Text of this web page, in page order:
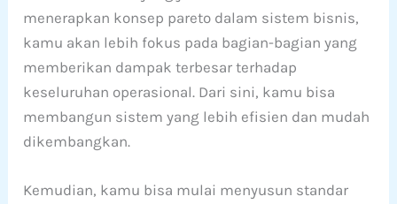
menerapkan konsep pareto dalam sistem bisnis,
kamu akan lebih fokus pada bagian-bagian yang
memberikan dampak terbesar terhadap
keseluruhan operasional. Dari sini, kamu bisa
membangun sistem yang lebih efisien dan mudah
dikembangkan.
Kemudian, kamu bisa mulai menyusun standar